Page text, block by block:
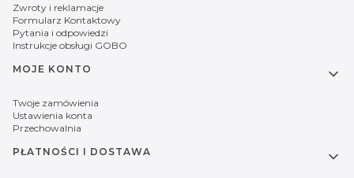
Zwroty i reklamacje
Formularz Kontaktowy
Pytania i odpowiedzi
Instrukcje obsługi GOBO
MOJE KONTO
Twoje zamówienia
Ustawienia konta
Przechowalnia
PŁATNOŚCI I DOSTAWA